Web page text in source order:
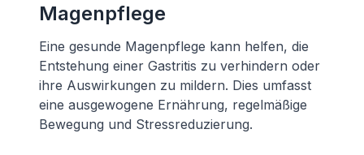
Magenpflege
Eine gesunde Magenpflege kann helfen, die
Entstehung einer Gastritis zu verhindern oder
ihre Auswirkungen zu mildern. Dies umfasst
eine ausgewogene Ernährung, regelmäßige
Bewegung und Stressreduzierung.